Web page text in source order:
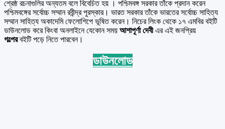
শ্রেষ্ঠ রচনাগুলির অন্যতম বলে বিবেচিত হয় । পশ্চিমবঙ্গ সরকার তাঁকে প্রদান করেন
পশ্চিমবঙ্গের সর্বোচ্চ সম্মান রবীন্দ্র পুরস্কার। ভারত সরকার তাঁকে ভারতের সর্বোচ্চ সাহিত্য
সম্মান সাহিত্য অকাদেমি ফেলোশিপে ভূষিত করেন। নিচের লিংক থেকে ১৭ এমবির বইটি
ডাউনলোড করে কিংবা অনলাইনে যেকোন সময় আশাপূর্ণা দেবীএর এই জনপ্রিয়
গল্পেরবইটি পড়ে নিতে পারবেন।
ডাউনলোড